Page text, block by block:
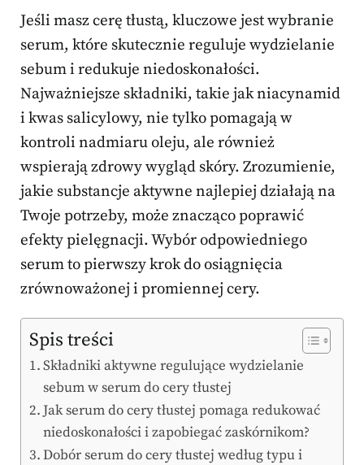
Jeśli masz cerę tłustą, kluczowe jest wybranie
serum, które skutecznie reguluje wydzielanie
sebum i redukuje niedoskonałości.
Najważniejsze składniki, takie jak niacynamid
i kwas salicylowy, nie tylko pomagają w
kontroli nadmiaru oleju, ale również
wspierają zdrowy wygląd skóry. Zrozumienie,
jakie substancje aktywne najlepiej działają na
Twoje potrzeby, może znacząco poprawić
efekty pielęgnacji. Wybór odpowiedniego
serum to pierwszy krok do osiągnięcia
zrównoważonej i promiennej cery.
Spis treści
Składniki aktywne regulujące wydzielanie
sebum w serum do cery tłustej
Jak serum do cery tłustej pomaga redukować
niedoskonałości i zapobiegać zaskórnikom?
Dobór serum do cery tłustej według typu i